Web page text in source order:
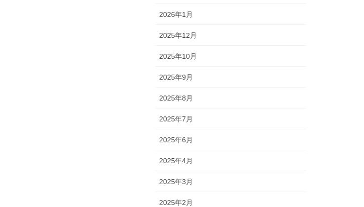
2026年1月
2025年12月
2025年10月
2025年9月
2025年8月
2025年7月
2025年6月
2025年4月
2025年3月
2025年2月